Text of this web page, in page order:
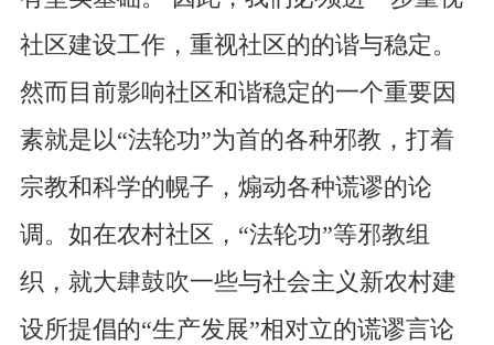
社区建设工作，重视社区的的谐与稳定。
然而目前影响社区和谐稳定的一个重要因
素就是以“法轮功”为首的各种邪教，打着
宗教和科学的幌子，煽动各种谎谬的论
调。如在农村社区，“法轮功”等邪教组
织，就大肆鼓吹一些与社会主义新农村建
设所提倡的“生产发展”相对立的谎谬言论